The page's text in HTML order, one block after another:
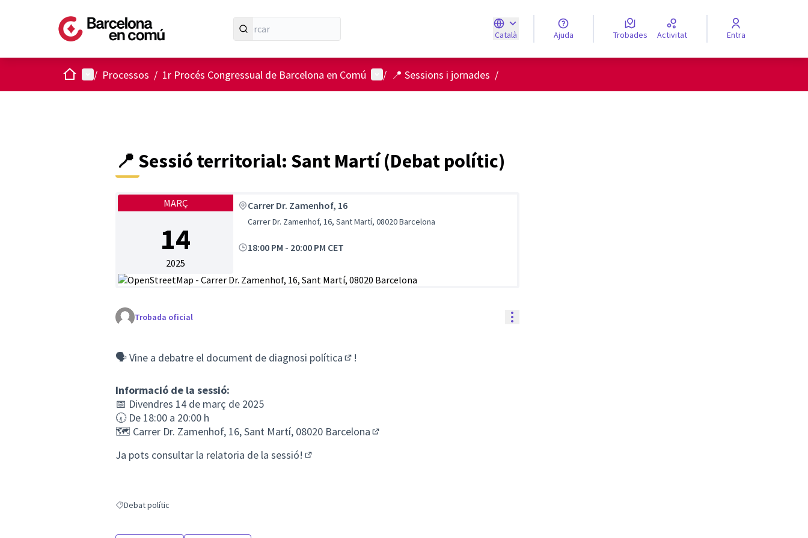
Català
Triar la llenguaElegir el idioma
Ajuda Trobades Activitat Entra
Inici Menú principal
/ Processos / 1r Procés Congressual de Barcelona en Comú Menú d'usuari
/ 📍 Sessions i jornades /
📍 Sessió territorial: Sant Martí (Debat polític)
MARÇ
14
2025
Carrer Dr. Zamenhof, 16
Carrer Dr. Zamenhof, 16, Sant Martí, 08020 Barcelona
18:00 PM - 20:00 PM CET
Trobada oficial Controls de recursos
🗣️ Vine a debatre el document de diagnosi política !
Informació de la sessió:
📅 Divendres 14 de març de 2025
🕢 De 18:00 a 20:00 h
🗺️ Carrer Dr. Zamenhof, 16, Sant Martí, 08020 Barcelona
Ja pots consultar la relatoria de la sessió!
Resultats en filtrar per: Debat polític
Debat polític